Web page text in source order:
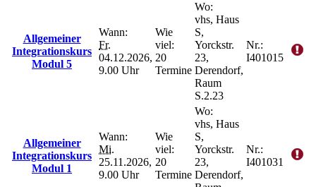
Allgemeiner
Integrationskurs
Modul 5
Wann:
Fr.
04.12.2026,
9.00 Uhr
Wie
viel:
20
Termine
Wo:
vhs, Haus
S,
Yorckstr.
23,
Derendorf,
Raum
S.2.23
Nr.:
I401015
Allgemeiner
Integrationskurs
Modul 1
Wann:
Mi.
25.11.2026,
9.00 Uhr
Wie
viel:
20
Termine
Wo:
vhs, Haus
S,
Yorckstr.
23,
Derendorf,
Nr.:
I401031